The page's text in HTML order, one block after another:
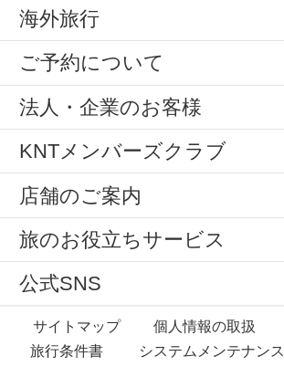
海外旅行
ご予約について
法人・企業のお客様
KNTメンバーズクラブ
店舗のご案内
旅のお役立ちサービス
公式SNS
サイトマップ 個人情報の取扱
旅行条件書
システムメンテナンス